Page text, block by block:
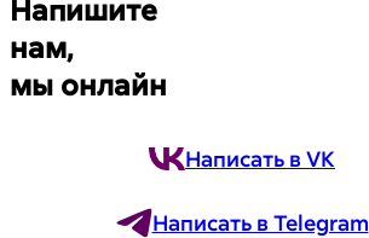
Напишите
нам,
мы онлайн
Написать в VK
Написать в Telegram